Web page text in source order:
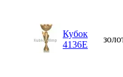
Кубок
4136E